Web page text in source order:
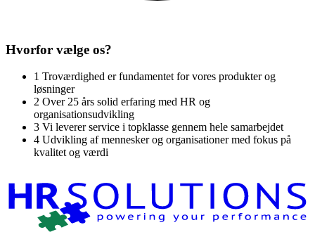
Hvorfor vælge os?
1 Troværdighed er fundamentet for vores produkter og
løsninger
2 Over 25 års solid erfaring med HR og
organisationsudvikling
3 Vi leverer service i topklasse gennem hele samarbejdet
4 Udvikling af mennesker og organisationer med fokus på
kvalitet og værdi